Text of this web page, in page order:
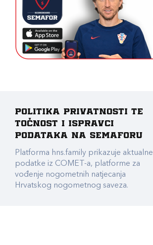
Politika privatnosti te
točnost i ispravci
podataka na Semaforu
Platforma hns.family prikazuje aktualne
podatke iz COMET-a, platforme za
vođenje nogometnih natjecanja
Hrvatskog nogometnog saveza.